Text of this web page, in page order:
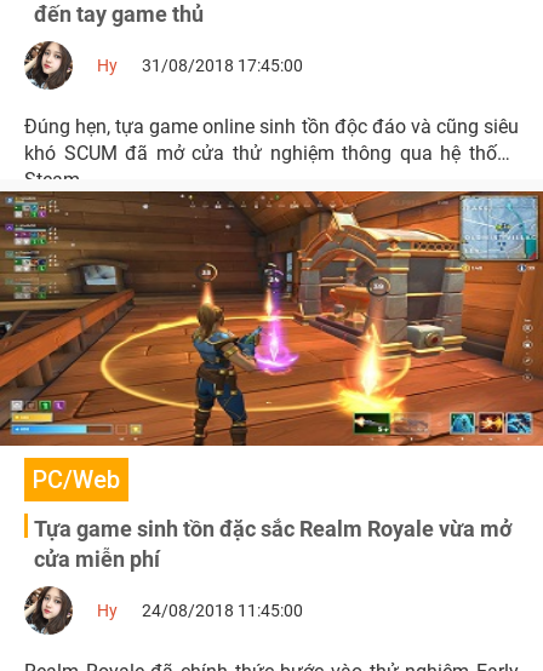
đến tay game thủ
Hy 31/08/2018 17:45:00
Đúng hẹn, tựa game online sinh tồn độc đáo và cũng siêu
khó SCUM đã mở cửa thử nghiệm thông qua hệ thống
Steam.
PC/Web
Tựa game sinh tồn đặc sắc Realm Royale vừa mở
cửa miễn phí
Hy 24/08/2018 11:45:00